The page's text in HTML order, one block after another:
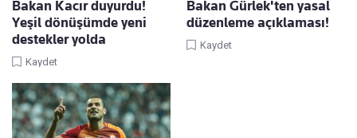
Bakan Kacır duyurdu!
Yeşil dönüşümde yeni
destekler yolda
Kaydet
Bakan Gürlek'ten yasal
düzenleme açıklaması!
Kaydet